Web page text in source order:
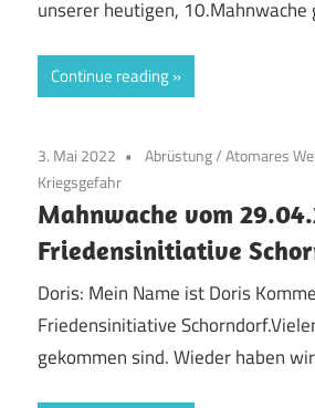
unserer heutigen, 10.Mahnwache
Continue reading
3. Mai 2022 Abrüstung/Atomares
Kriegsgefahr
Mahnwache vom
Friedensinitiative
Doris: Mein Name ist Doris
Friedensinitiative
gekommen sind. Wieder haben